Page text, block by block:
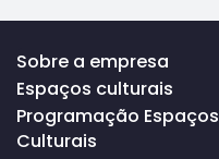
Voltar
ao
topo
da
página
Sobre a empresa
Espaços culturais
Programação Espaços
Culturais